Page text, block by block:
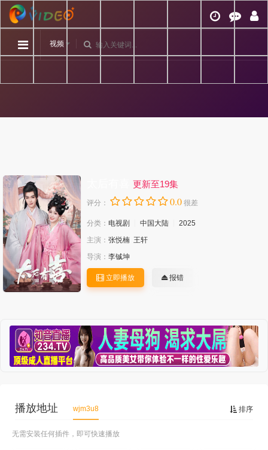
视频
更新至19集
评分： 0.0 很差
分类： 电视剧 中国大陆
2025
主演： 张悦楠 王轩
导演： 李铖坤
立即播放 报错
排序
播放地址 wjm3u8
无需安装任何插件，即可快速播放